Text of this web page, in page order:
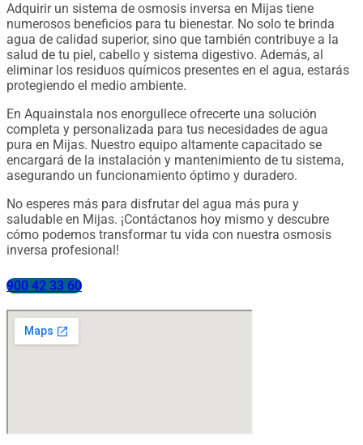
Adquirir un sistema de osmosis inversa en Mijas tiene
numerosos beneficios para tu bienestar. No solo te brinda
agua de calidad superior, sino que también contribuye a la
salud de tu piel, cabello y sistema digestivo. Además, al
eliminar los residuos químicos presentes en el agua, estarás
protegiendo el medio ambiente.
En Aquainstala nos enorgullece ofrecerte una solución
completa y personalizada para tus necesidades de agua
pura en Mijas. Nuestro equipo altamente capacitado se
encargará de la instalación y mantenimiento de tu sistema,
asegurando un funcionamiento óptimo y duradero.
No esperes más para disfrutar del agua más pura y
saludable en Mijas. ¡Contáctanos hoy mismo y descubre
cómo podemos transformar tu vida con nuestra osmosis
inversa profesional!
900 42 33 60